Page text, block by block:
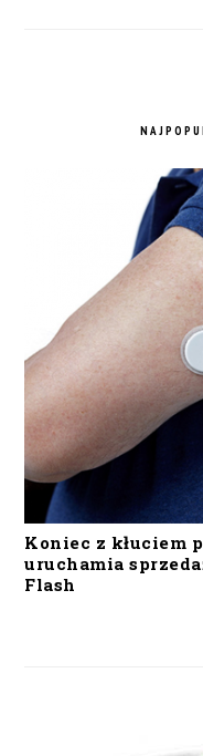
Koniec z kłuciem
uruchamia
Flash